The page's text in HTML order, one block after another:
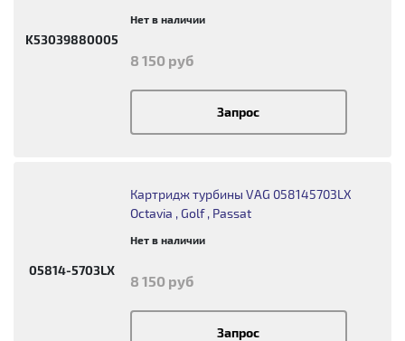
K53039880005
Нет в наличии
8 150 руб
Запрос
05814-5703LX
Картридж турбины VAG 058145703LX
Octavia , Golf , Passat
Нет в наличии
8 150 руб
Запрос